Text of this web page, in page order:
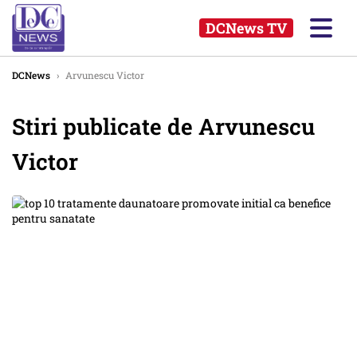
DCNews TV
DCNews › Arvunescu Victor
Stiri publicate de Arvunescu
Victor